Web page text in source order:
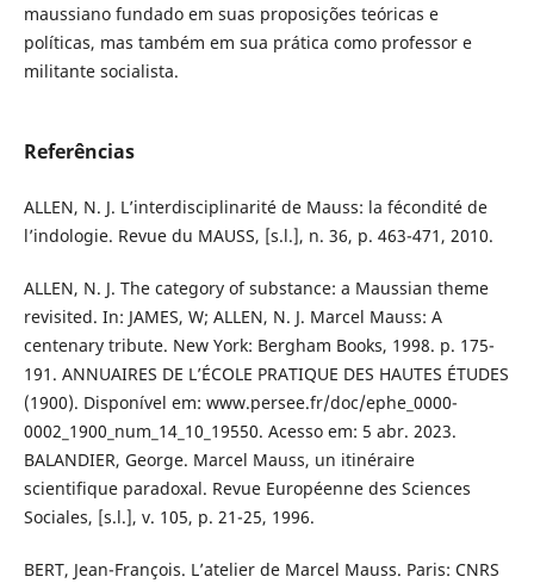
maussiano fundado em suas proposições teóricas e
políticas, mas também em sua prática como professor e
militante socialista.
Referências
ALLEN, N. J. L’interdisciplinarité de Mauss: la fécondité de
l’indologie. Revue du MAUSS, [s.l.], n. 36, p. 463-471, 2010.
ALLEN, N. J. The category of substance: a Maussian theme
revisited. In: JAMES, W; ALLEN, N. J. Marcel Mauss: A
centenary tribute. New York: Bergham Books, 1998. p. 175-
191. ANNUAIRES DE L’ÉCOLE PRATIQUE DES HAUTES ÉTUDES
(1900). Disponível em: www.persee.fr/doc/ephe_0000-
0002_1900_num_14_10_19550. Acesso em: 5 abr. 2023.
BALANDIER, George. Marcel Mauss, un itinéraire
scientifique paradoxal. Revue Européenne des Sciences
Sociales, [s.l.], v. 105, p. 21-25, 1996.
BERT, Jean-François. L’atelier de Marcel Mauss. Paris: CNRS